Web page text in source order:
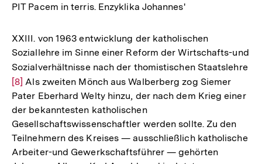
PIT Pacem in terris. Enzyklika Johannes'
XXIII. von 1963 entwicklung der katholischen
Soziallehre im Sinne einer Reform der Wirtschafts-und
Sozialverhältnisse nach der thomistischen Staatslehre
[8] Als zweiten Mönch aus Walberberg zog Siemer
Pater Eberhard Welty hinzu, der nach dem Krieg einer
der bekanntesten katholischen
Gesellschaftswissenschaftler werden sollte. Zu den
Teilnehmern des Kreises — ausschließlich katholische
Arbeiter-und Gewerkschaftsführer — gehörten